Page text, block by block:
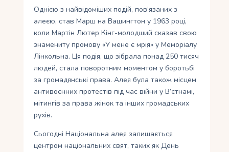
Однією з найвідоміших подій, пов’язаних з
алеєю, став Марш на Вашингтон у 1963 році,
коли Мартін Лютер Кінг-молодший сказав свою
знамениту промову «У мене є мрія» у Меморіалу
Лінкольна. Ця подія, що зібрала понад 250 тисяч
людей, стала поворотним моментом у боротьбі
за громадянські права. Алея була також місцем
антивоєнних протестів під час війни у В’єтнамі,
мітингів за права жінок та інших громадських
рухів.
Сьогодні Національна алея залишається
центром національних свят, таких як День